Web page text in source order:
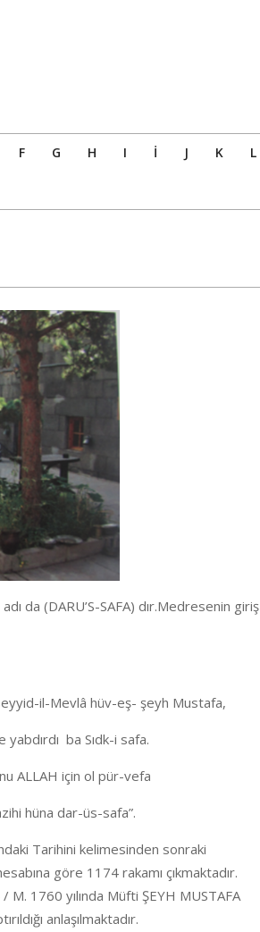
F G H I İ J K L
da (DARU’S-SAFA) dır.Medresenin giriş
il-Mevlâ hüv-eş- şeyh Mustafa,
ba Sıdk-i safa.
ALLAH için ol pür-vefa
hüna dar-üs-safa”.
Tarihini kelimesinden sonraki
göre 1174 rakamı çıkmaktadır.
1760 yılında Müfti ŞEYH MUSTAFA
anlaşılmaktadır.